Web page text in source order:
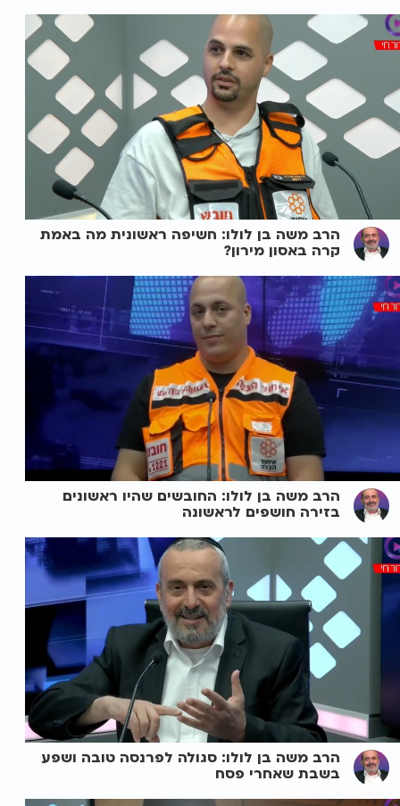
הרב משה בן לולו: חשיפה ראשונית מה באמת
קרה באסון מירון?
הרב משה בן לולו: החובשים שהיו ראשונים
בזירה חושפים לראשונה
הרב משה בן לולו: סגולה לפרנסה טובה ושפע
בשבת שאחרי פסח